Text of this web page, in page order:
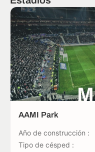
AAMI Park
Año de construcción :
Tipo de césped :